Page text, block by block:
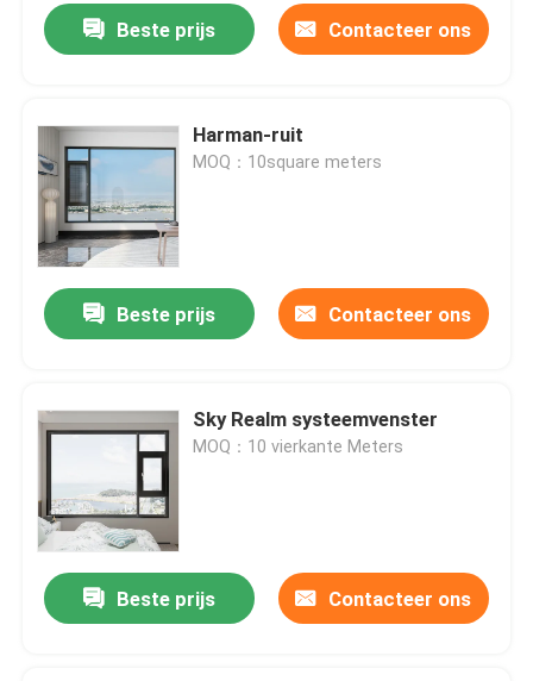
Beste prijs Contacteer ons
Harman-ruit
MOQ：10square meters
Beste prijs Contacteer ons
Sky Realm systeemvenster
MOQ：10 vierkante Meters
Beste prijs Contacteer ons